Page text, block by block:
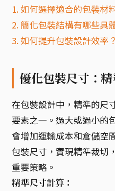
1. 如何選擇適合的包裝材
2. 簡化包裝結構有哪些具
3. 如何提升包裝設計效率？
優化包裝尺寸：
在包裝設計中，精準的尺
要素之一。過大或過小的
會增加運輸成本和倉儲空
包裝尺寸，實現精準裁切
重要策略。
精準尺寸計算：